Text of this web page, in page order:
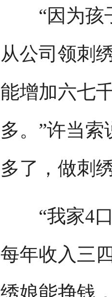
“因为孩子
从公司领刺
能增加六七
多。”许当
多了，做刺
“我家4口
每年收入三
绣娘能挣钱